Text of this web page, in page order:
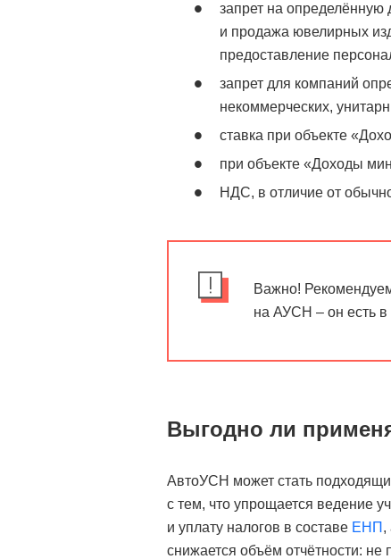
запрет на определённую
и продажа ювелирных
предоставление
запрет для компаний
некоммерческих,
ставка при объекте
при объекте «Доходы
НДС, в отличие от
Важно!
на АУСН – он есть в
Выгодно ли
АвтоУСН может стать
с тем, что упрощается ведение
и уплату налогов в составе ЕНП ,
снижается объём отчётности: не